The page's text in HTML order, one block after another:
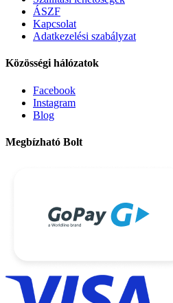
ÁSZF
Kapcsolat
Adatkezelési szabályzat
Közösségi hálózatok
Facebook
Instagram
Blog
Megbízható Bolt